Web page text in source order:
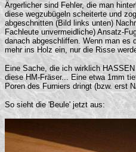
Ärgerlicher sind Fehler, die man
diese wegzubügeln scheiterte und
abgeschnitten (Bild links unten)
Fachleute unvermeidliche) Ansatz-
danach abgeschliffen. Wenn man es
mehr ins Holz ein, nur die Risse
Eine Sache, die ich wirklich
diese HM-Fräser... Eine etwa 1mm
Poren des Furniers dringt (bzw. erst
So sieht die 'Beule' jetzt aus: